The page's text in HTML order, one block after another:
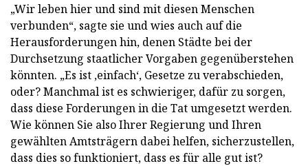
„Wir leben hier und sind mit diesen Menschen
verbunden“, sagte sie und wies auch auf die
Herausforderungen hin, denen Städte bei der
Durchsetzung staatlicher Vorgaben gegenüberstehen
könnten. „Es ist ‚einfach‘, Gesetze zu verabschieden,
oder? Manchmal ist es schwieriger, dafür zu sorgen,
dass diese Forderungen in die Tat umgesetzt werden.
Wie können Sie also Ihrer Regierung und Ihren
gewählten Amtsträgern dabei helfen, sicherzustellen,
dass dies so funktioniert, dass es für alle gut ist?